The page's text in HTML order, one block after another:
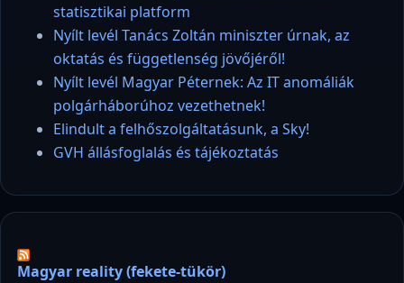
statisztikai platform
Nyílt levél Tanács Zoltán miniszter úrnak, az
oktatás és függetlenség jövőjéről!
Nyílt levél Magyar Péternek: Az IT anomáliák
polgárháborúhoz vezethetnek!
Elindult a felhőszolgáltatásunk, a Sky!
GVH állásfoglalás és tájékoztatás
Magyar reality (fekete-tükör)